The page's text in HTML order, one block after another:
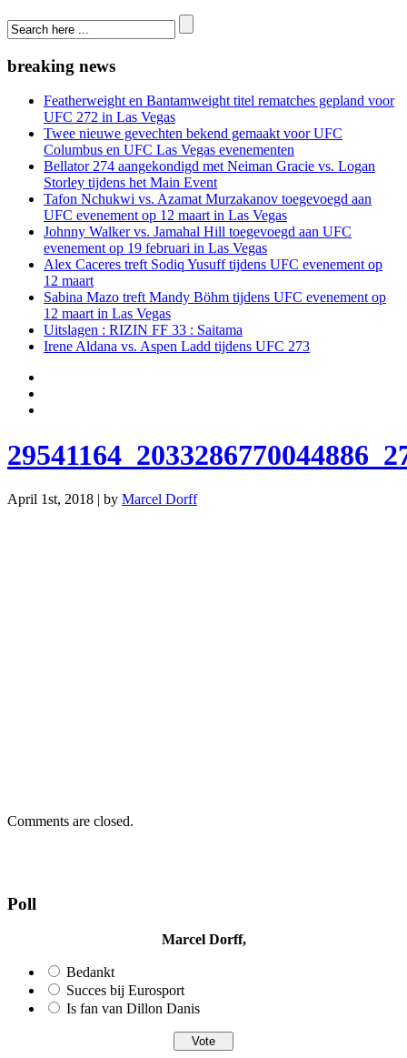
breaking news
Featherweight en Bantamweight titel rematches gepland voor
UFC 272 in Las Vegas
Twee nieuwe gevechten bekend gemaakt voor UFC
Columbus en UFC Las Vegas evenementen
Bellator 274 aangekondigd met Neiman Gracie vs. Logan
Storley tijdens het Main Event
Tafon Nchukwi vs. Azamat Murzakanov toegevoegd aan
UFC evenement op 12 maart in Las Vegas
Johnny Walker vs. Jamahal Hill toegevoegd aan UFC
evenement op 19 februari in Las Vegas
Alex Caceres treft Sodiq Yusuff tijdens UFC evenement op
12 maart
Sabina Mazo treft Mandy Böhm tijdens UFC evenement op
12 maart in Las Vegas
Uitslagen : RIZIN FF 33 : Saitama
Irene Aldana vs. Aspen Ladd tijdens UFC 273
April 1st, 2018 | by Marcel Dorff
Comments are closed.
Poll
Marcel Dorff,
Bedankt
Succes bij Eurosport
Is fan van Dillon Danis